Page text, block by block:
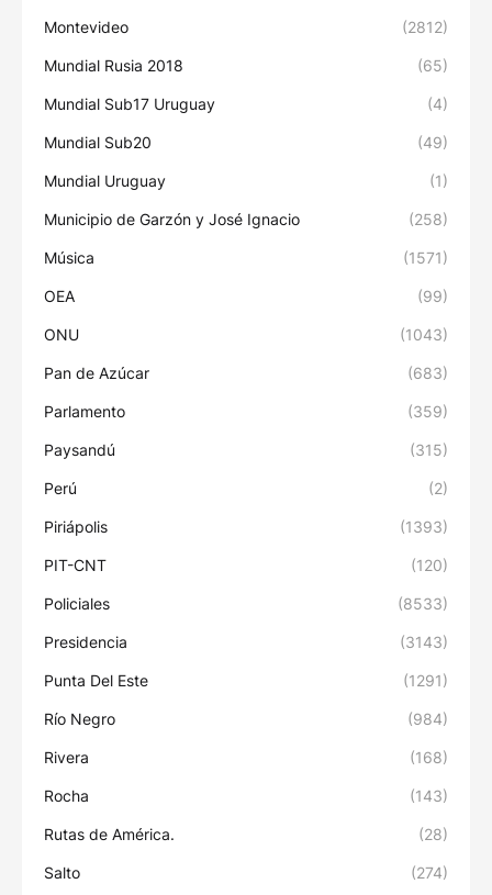
Montevideo (2812)
Mundial Rusia 2018 (65)
Mundial Sub17 Uruguay (4)
Mundial Sub20 (49)
Mundial Uruguay (1)
Municipio de Garzón y José Ignacio (258)
Música (1571)
OEA (99)
ONU (1043)
Pan de Azúcar (683)
Parlamento (359)
Paysandú (315)
Perú (2)
Piriápolis (1393)
PIT-CNT (120)
Policiales (8533)
Presidencia (3143)
Punta Del Este (1291)
Río Negro (984)
Rivera (168)
Rocha (143)
Rutas de América. (28)
Salto (274)